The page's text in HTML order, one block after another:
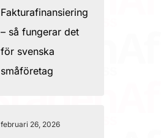
Fakturafinansiering
– så fungerar det
för svenska
småföretag
februari 26, 2026